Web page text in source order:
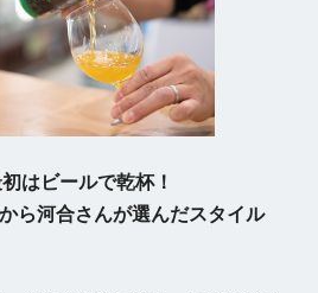
はビールで乾杯！
ら河合さんが選んだスタイル